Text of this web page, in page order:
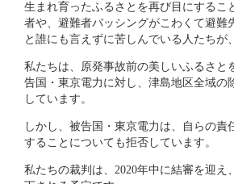
生まれ育ったふるさとを再び目にするこ
者や、避難者バッシングがこわくて避難
と誰にも言えずに苦しんでいる人たちが
私たちは、原発事故前の美しいふるさと
告国・東京電力に対し、津島地区全域の
しています。
しかし、被告国・東京電力は、自らの責
することについても拒否しています。
私たちの裁判は、2020年中に結審を迎え